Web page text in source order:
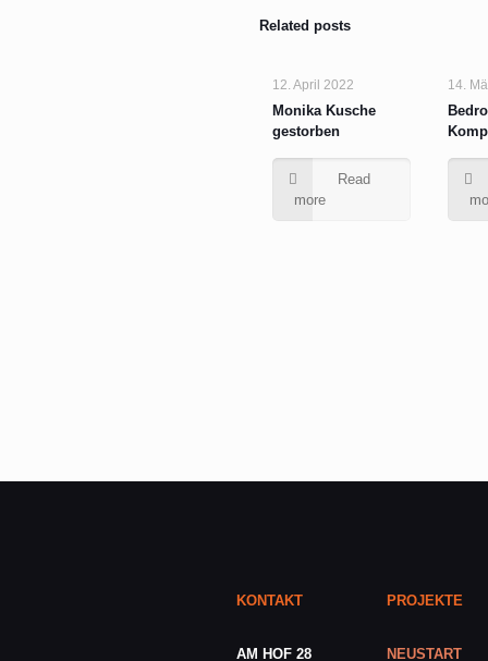
Related posts
12. April 2022
Monika Kusche
gestorben
Read
more
14.
KONTAKT
AM HOF 28
PROJEKTE
NEUSTART